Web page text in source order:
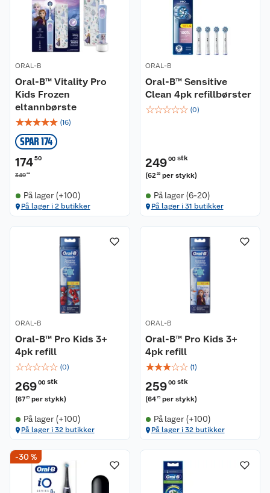
ORAL-B
Oral-B™ Vitality Pro
Kids Frozen
eltannbørste
☆☆☆☆☆ (16)
SPAR 174
17450
34900
På lager (+100)
På lager i 2 butikker
ORAL-B
Oral-B™ Sensitive
Clean 4pk refillbørster
☆☆☆☆☆ (0)
24900 stk
(6225 per stykk)
På lager (6-20)
På lager i 31 butikker
ORAL-B
Oral-B™ Pro Kids 3+
4pk refill
☆☆☆☆☆ (0)
26900 stk
(6725 per stykk)
På lager (+100)
På lager i 32 butikker
ORAL-B
Oral-B™ Pro Kids 3+
4pk refill
☆☆☆☆☆ (1)
25900 stk
(6475 per stykk)
På lager (+100)
På lager i 32 butikker
-30 %